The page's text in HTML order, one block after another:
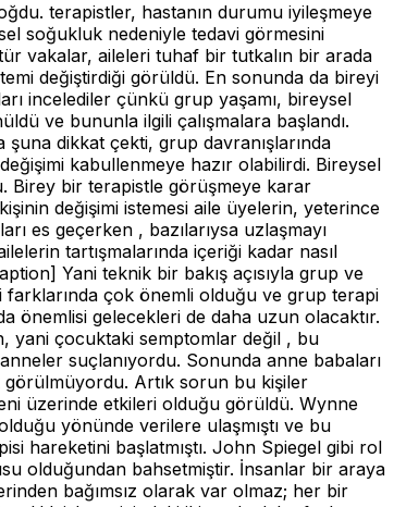
terapistler, hastanın durumu iyileşmeye
soğukluk nedeniyle tedavi görmesini
vakalar, aileleri tuhaf bir tutkalın bir arada
değiştirdiği görüldü. En sonunda da bireyi
incelediler çünkü grup yaşamı, bireysel
ve bununla ilgili çalışmalara başlandı.
şuna dikkat çekti, grup davranışlarında
kabullenmeye hazır olabilirdi. Bireysel
Birey bir terapistle görüşmeye karar
değişimi istemesi aile üyelerin, yeterince
es geçerken , bazılarıysa uzlaşmayı
tartışmalarında içeriği kadar nasıl
Yani teknik bir bakış açısıyla grup ve
farklarında çok önemli olduğu ve grup terapi
önemlisi gelecekleri de daha uzun olacaktır.
yani çocuktaki semptomlar değil , bu
suçlanıyordu. Sonunda anne babaları
Artık sorun bu kişiler
üzerinde etkileri olduğu görüldü. Wynne
yönünde verilere ulaşmıştı ve bu
hareketini başlatmıştı. John Spiegel gibi rol
olduğundan bahsetmiştir. İnsanlar bir araya
bağımsız olarak var olmaz; her bir